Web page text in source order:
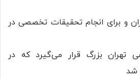
و برای انجام تحقیقات تخصصی در
تهران بزرگ قرار می‌گیرد كه در
شد